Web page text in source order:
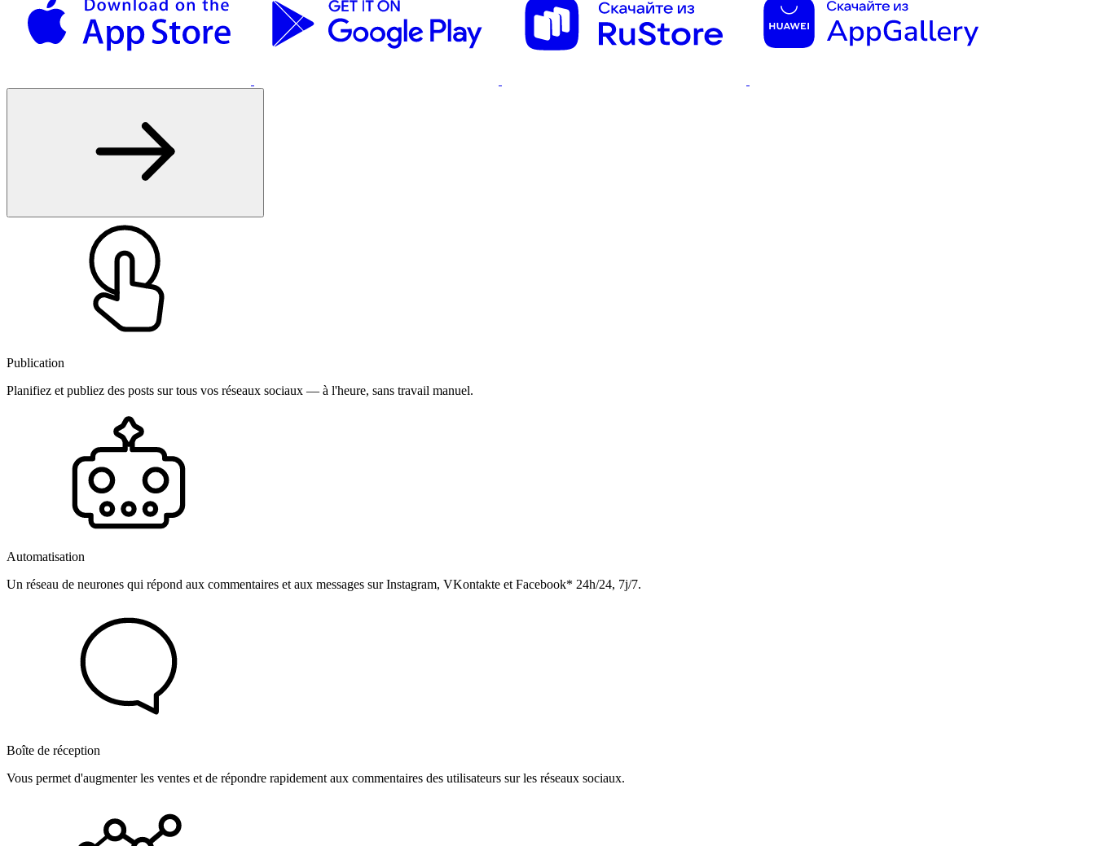
Publication
Planifiez et publiez des posts sur tous vos réseaux sociaux — à l'heure, sans travail manuel.
Automatisation
Un réseau de neurones qui répond aux commentaires et aux messages sur Instagram, VKontakte et Facebook* 24h/24, 7j/7.
Boîte de réception
Vous permet d'augmenter les ventes et de répondre rapidement aux commentaires des utilisateurs sur les réseaux sociaux.